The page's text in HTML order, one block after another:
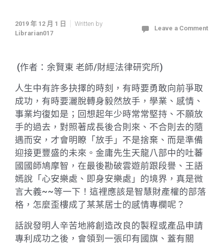
2019 年 12 月 1 日
Written by
Librarian017
Leave a Comment
(作者：余賢東 老師/財經法律研究所)
人生中有許多抉擇的時刻，有時要勇敢向前爭取
成功，有時要灑脫轉身毅然放手，學業、感情、
事業均復如是；回想起年少時常常堅持、不願放
手的過去，對照著成長後合則來、不合則去的隨
遇而安，才會明瞭「放手」不是捨棄、而是準備
迎接更豐盛的未來。金庸先生天龍八部中的吐蕃
國國師鳩摩智，在最後勘破雲遊前跟段譽、王語
嫣說 「心安樂處、即身安樂處」的境界，真是微
言大義~~等一下！這裡應該是智慧財產權的部落
格， 怎麼歪樓成了某某居士的感情專欄呢？
話說發明人辛苦地將創造改良的製程或產品申請
專利成功之後，會領到一張印有國旗、蓋有關